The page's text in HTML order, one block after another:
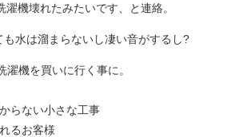
機壊れたみたいです、と連絡。
水は溜まらないし凄い音がするし?
機を買いに行く事に。
らない小さな工事
るお客様